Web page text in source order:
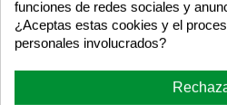
funciones de redes sociales y
¿Aceptas estas cookies y el
personales involucrados?